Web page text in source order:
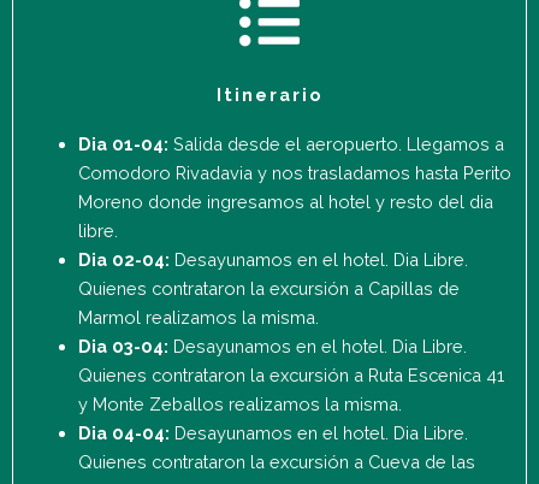
Itinerario
Dia 01-04: Salida desde el aeropuerto. Llegamos a
Comodoro Rivadavia y nos trasladamos hasta Perito
Moreno donde ingresamos al hotel y resto del dia
libre.
Dia 02-04: Desayunamos en el hotel. Dia Libre.
Quienes contrataron la excursión a Capillas de
Marmol realizamos la misma.
Dia 03-04: Desayunamos en el hotel. Dia Libre.
Quienes contrataron la excursión a Ruta Escenica 41
y Monte Zeballos realizamos la misma.
Dia 04-04: Desayunamos en el hotel. Dia Libre.
Quienes contrataron la excursión a Cueva de las